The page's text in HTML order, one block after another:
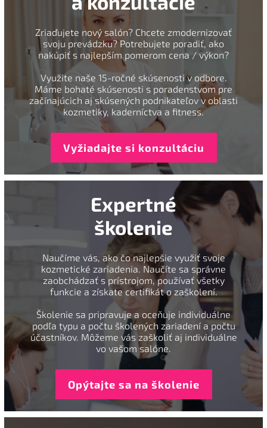
Zriaďujete nový salón? Chcete zmodernizovať
svoju prevádzku? Potrebujete poradiť, ako
nakúpiť s najlepším pomerom cena / výkon?
Využite naše 15-ročné skúsenosti v odbore.
Máme bohaté skúsenosti s poradenstvom pre
začínajúcich aj skúsených podnikateľov v oblasti
kozmetiky, kaderníctva a fitness.
Vyžiadajte si konzultáciu
Expertné
školenie
Naučíme vás, ako čo najlepšie využiť svoje
kozmetické zariadenia. Naučíte sa správne
zaobchádzať s prístrojom, používať všetky
funkcie a získate certifikát o zaškolení.
Školenie sa pripravuje a oceňuje individuálne
podľa typu a počtu školených zariadení a počtu
účastníkov. Môžeme vás zaškoliť aj individuálne
vo vašom salóne.
Opýtajte sa na školenie